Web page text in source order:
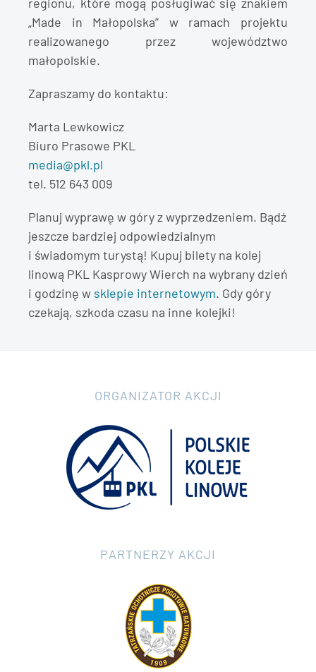
„Made in Małopolska” w ramach projektu
realizowanego przez województwo
małopolskie.
Zapraszamy do kontaktu:
Marta Lewkowicz
Biuro Prasowe PKL
media@pkl.pl
tel. 512 643 009
Planuj wyprawę w góry z wyprzedzeniem. Bądź
jeszcze bardziej odpowiedzialnym
i świadomym turystą! Kupuj bilety na kolej
linową PKL Kasprowy Wierch na wybrany dzień
i godzinę w sklepie internetowym. Gdy góry
czekają, szkoda czasu na inne kolejki!
ORGANIZATOR AKCJI
PARTNERZY AKCJI